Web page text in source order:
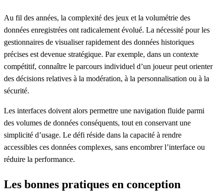
Au fil des années, la complexité des jeux et la volumétrie des
données enregistrées ont radicalement évolué. La nécessité pour les
gestionnaires de visualiser rapidement des données historiques
précises est devenue stratégique. Par exemple, dans un contexte
compétitif, connaître le parcours individuel d’un joueur peut orienter
des décisions relatives à la modération, à la personnalisation ou à la
sécurité.
Les interfaces doivent alors permettre une navigation fluide parmi
des volumes de données conséquents, tout en conservant une
simplicité d’usage. Le défi réside dans la capacité à rendre
accessibles ces données complexes, sans encombrer l’interface ou
réduire la performance.
Les bonnes pratiques en conception